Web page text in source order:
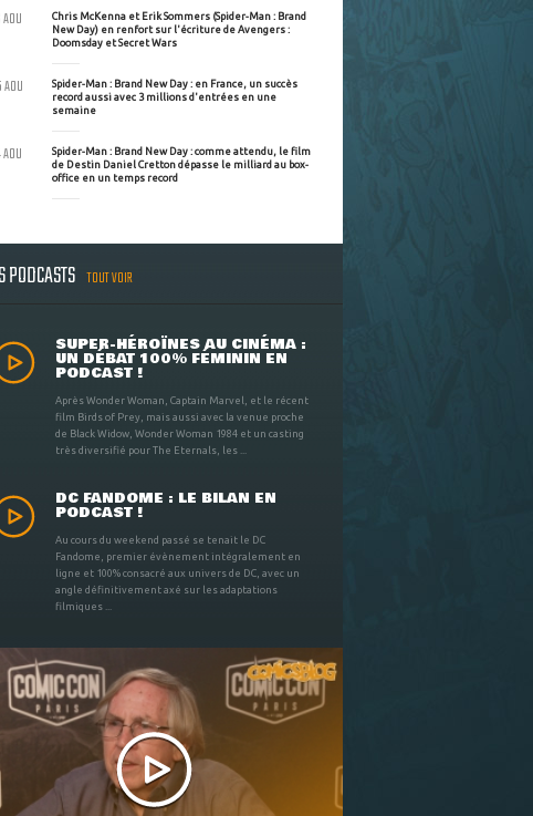
Chris McKenna et Erik Sommers (Spider-Man : Brand
New Day) en renfort sur l'écriture de Avengers :
Doomsday et Secret Wars
Spider-Man : Brand New Day : en France, un succès
record aussi avec 3 millions d'entrées en une
semaine
Spider-Man : Brand New Day : comme attendu, le film
de Destin Daniel Cretton dépasse le milliard au box-
office en un temps record
PODCASTS TOUT VOIR
SUPER-HÉROÏNES AU CINÉMA :
UN DÉBAT 100% FÉMININ EN
PODCAST !
Après Wonder Woman, Captain Marvel, et le récent
film Birds of Prey, mais aussi avec la venue proche
de Black Widow, Wonder Woman 1984 et un casting
très diversifié pour The Eternals, les ...
DC FANDOME : LE BILAN EN
PODCAST !
Au cours du weekend passé se tenait le DC
Fandome, premier évènement intégralement en
ligne et 100% consacré aux univers de DC, avec un
angle définitivement axé sur les adaptations
filmiques ...